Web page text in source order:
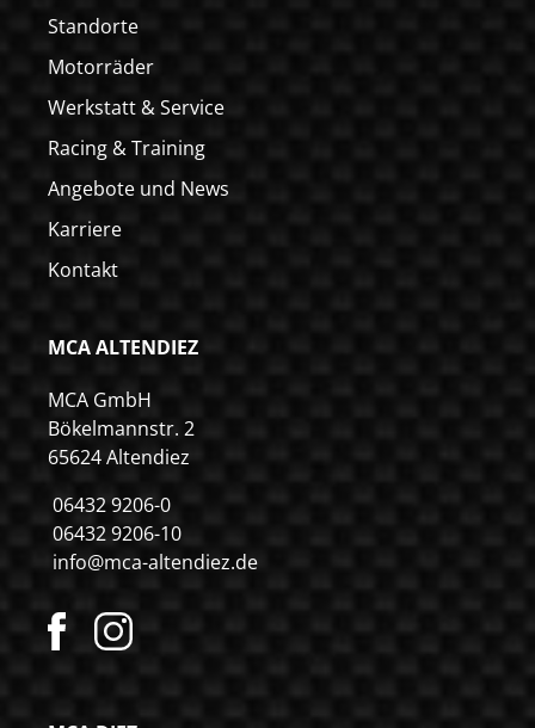
Standorte
Motorräder
Werkstatt & Service
Racing & Training
Angebote und News
Karriere
Kontakt
MCA ALTENDIEZ
MCA GmbH
Bökelmannstr. 2
65624 Altendiez
06432 9206-0
06432 9206-10
info@mca-altendiez.de